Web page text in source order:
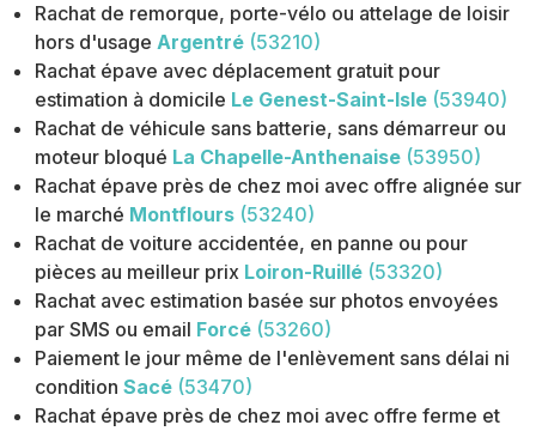
Rachat de remorque, porte-vélo ou attelage de loisir
hors d'usage Argentré (53210)
Rachat épave avec déplacement gratuit pour
estimation à domicile Le Genest-Saint-Isle (53940)
Rachat de véhicule sans batterie, sans démarreur ou
moteur bloqué La Chapelle-Anthenaise (53950)
Rachat épave près de chez moi avec offre alignée sur
le marché Montflours (53240)
Rachat de voiture accidentée, en panne ou pour
pièces au meilleur prix Loiron-Ruillé (53320)
Rachat avec estimation basée sur photos envoyées
par SMS ou email Forcé (53260)
Paiement le jour même de l'enlèvement sans délai ni
condition Sacé (53470)
Rachat épave près de chez moi avec offre ferme et